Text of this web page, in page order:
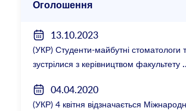
Оголошення
13.10.2023
(УКР) Студенти-майбутні стоматологи
зустрілися з керівництвом факультету
04.04.2020
(УКР) 4 квітня відзначається